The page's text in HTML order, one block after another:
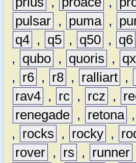
pulsar , puma ,
q4 , q5 , q50 , q6
,
qubo , quoris ,
,
r6 , r8 , ralliart ,
rav4 , rc , rcz ,
renegade , retona ,
,
rocks , rocky ,
rover , rs , runner